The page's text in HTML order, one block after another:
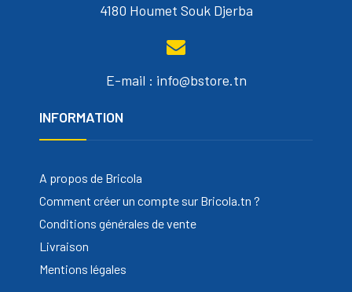
4180 Houmet Souk Djerba
E-mail : info@bstore.tn
INFORMATION
A propos de Bricola
Comment créer un compte sur Bricola.tn ?
Conditions générales de vente
Livraison
Mentions légales